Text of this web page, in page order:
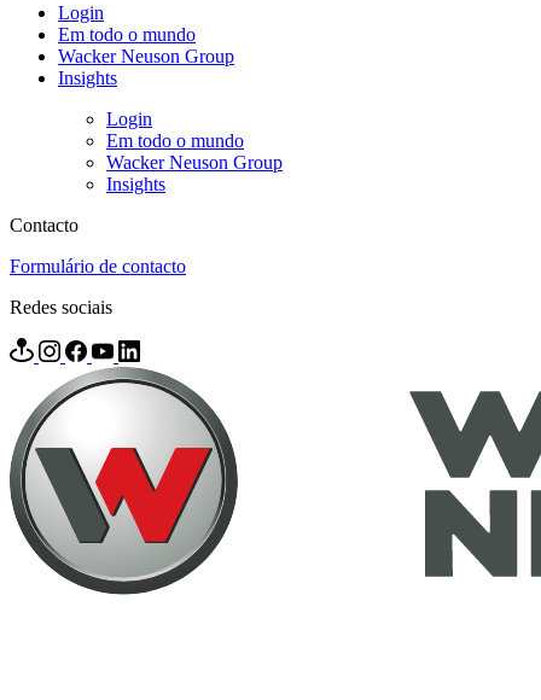
Login
Em todo o mundo
Wacker Neuson Group
Insights
Login
Em todo o mundo
Wacker Neuson Group
Insights
Contacto
Formulário de contacto
Redes sociais